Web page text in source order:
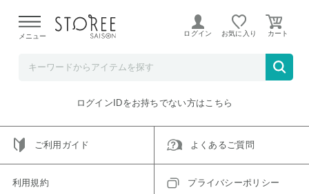
よる配送遅延が発生しております。
メニュー ログイン お気に入り
ご指定のアイテムは取り扱い終了、またはただいま取り扱い
トップへ戻る
ログインIDをお持ちでない方はこちら
ご利用ガイド よくあるご質問
利用規約 プライバシーポリシー